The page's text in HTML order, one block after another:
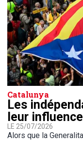
Catalunya
Les
leur influence
LE 25/07/2026
Alors que la